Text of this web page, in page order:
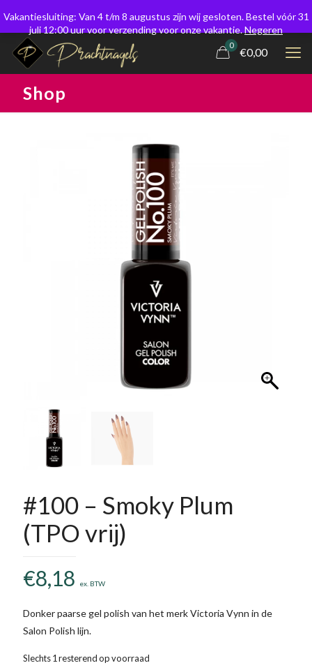
0
€0,00
Shop
#100 – Smoky Plum
(TPO vrij)
€8,18 ex. BTW
Donker paarse gel polish van het merk Victoria Vynn in de
Salon Polish lijn.
Slechts 1 resterend op voorraad
Vakantiesluiting: Van 4 t/m 8 augustus zijn wij gesloten. Bestel vóór 31
juli 12:00 uur voor verzending voor onze vakantie.Negeren